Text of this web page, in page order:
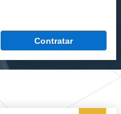
Contratar